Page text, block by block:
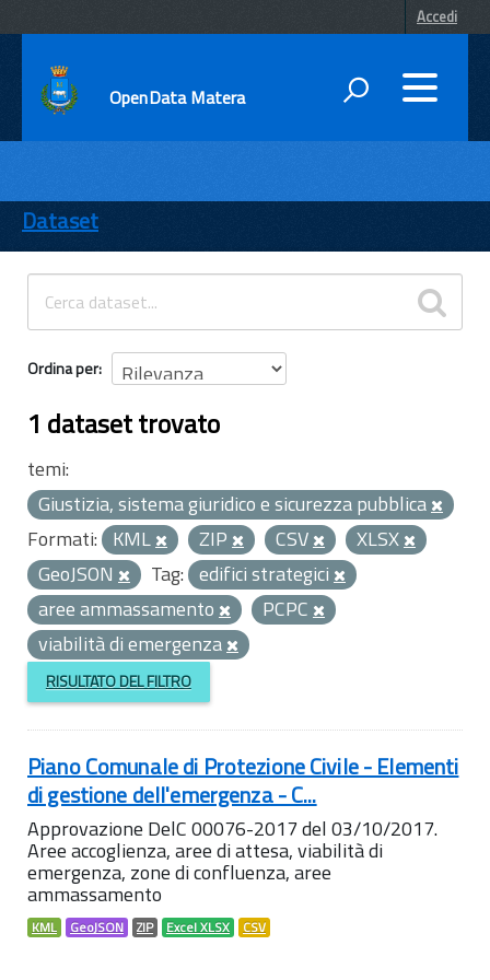
Accedi
OpenData Matera
ENTI
TEMI
INFORMAZIONI
Dataset
Ordina per
1 dataset trovato
temi:
Giustizia, sistema giuridico e sicurezza pubblica
Formati: KML ZIP CSV
XLSX
GeoJSON
Tag: edifici strategici
aree ammassamento
PCPC
viabilità di emergenza
RISULTATO DEL FILTRO
Piano Comunale di Protezione Civile - Elementi
di gestione dell'emergenza - C...
Approvazione DelC 00076-2017 del 03/10/2017.
Aree accoglienza, aree di attesa, viabilità di
emergenza, zone di confluenza, aree
ammassamento
KML GeoJSON ZIP Excel XLSX CSV